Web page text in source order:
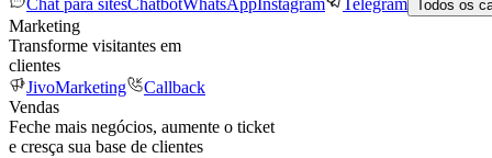
Chat para sitesChatbotWhatsAppInstagram Telegram Todos os
Marketing
Transforme visitantes em
clientes
JivoMarketing
Callback
Vendas
Feche mais negócios, aumente o ticket
e cresça sua base de clientes